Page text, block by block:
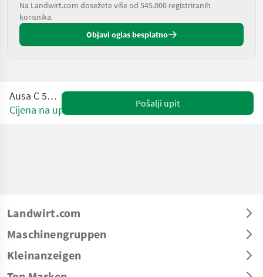
Na Landwirt.com dosežete više od 545.000 registriranih
korisnika.
Objavi oglas besplatno
Ausa C 500 Hx4
Cijena na upit
Pošalji upit
Landwirt.com
Maschinengruppen
Kleinanzeigen